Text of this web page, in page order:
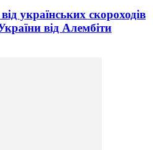
українських скороходів
від Алембіти